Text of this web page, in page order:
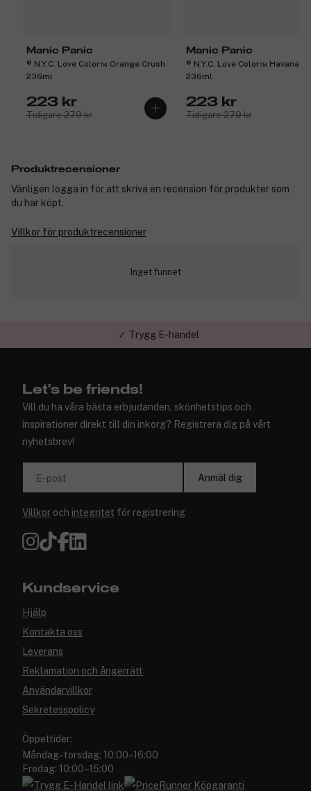
Manic Panic
® N.Y.C. Love Color™ Orange Crush
236ml
223 kr
Tidigare 279 kr
Manic Panic
® N.Y.C. Love Color™ Havana
236ml
223 kr
Tidigare 279 kr
Produktrecensioner
Vänligen logga in för att skriva en recension för produkter som
du har köpt.
Villkor för produktrecensioner
Inget funnet
✓ Trygg E-handel
Let's be friends!
Vill du ha våra bästa erbjudanden, skönhetstips och
inspirationer direkt till din inkorg? Registrera dig på vårt
nyhetsbrev!
E-post Anmäl dig
Villkor och integritet för registrering
Kundservice
Hjälp
Kontakta oss
Leverans
Reklamation och ångerrätt
Användarvillkor
Sekretesspolicy
Öppettider:
Måndag–torsdag: 10:00–16:00
Fredag: 10:00–15:00